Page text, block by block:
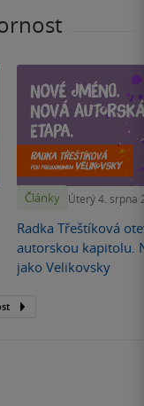
Články Úterý 4. srpna
Radka Třeštíková
autorskou kapitolu.
jako Velikovsky